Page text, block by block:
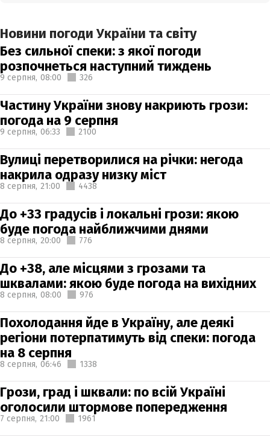
Новини погоди України та світу
Без сильної спеки: з якої погоди
розпочнеться наступний тиждень
9 серпня, 08:00 326
Частину України знову накриють грози:
погода на 9 серпня
9 серпня, 06:33 2100
Вулиці перетворилися на річки: негода
накрила одразу низку міст
8 серпня, 21:00 4438
До +33 градусів і локальні грози: якою
буде погода найближчими днями
8 серпня, 20:00 776
До +38, але місцями з грозами та
шквалами: якою буде погода на вихідних
8 серпня, 08:00 976
Похолодання йде в Україну, але деякі
регіони потерпатимуть від спеки: погода
на 8 серпня
8 серпня, 06:46 1338
Грози, град і шквали: по всій Україні
оголосили штормове попередження
7 серпня, 21:00 1961